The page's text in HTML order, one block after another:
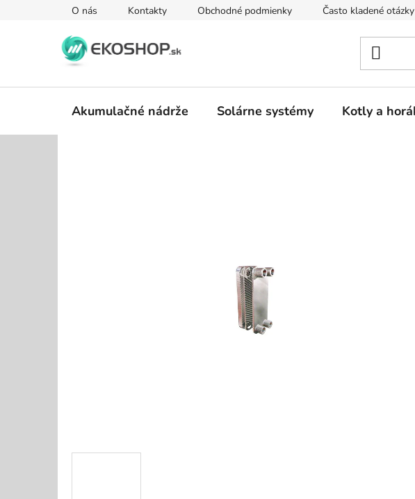
O nás Kontakty Obchodné podmienky Často kladené otázky
Akumulačné nádrže Solárne systémy Kotly a